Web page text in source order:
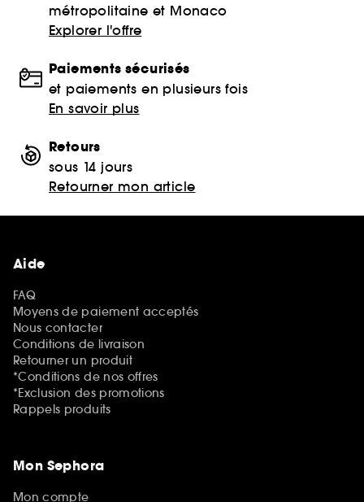
métropolitaine et Monaco
Explorer l'offre
Paiements sécurisés
et paiements en plusieurs fois
En savoir plus
Retours
sous 14 jours
Retourner mon article
Aide
FAQ
Moyens de paiement acceptés
Nous contacter
Conditions de livraison
Retourner un produit
*Conditions de nos offres
*Exclusion des promotions
Rappels produits
Mon Sephora
Mon compte